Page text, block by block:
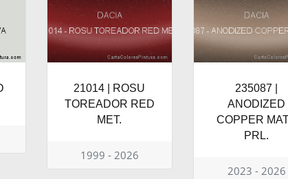
21014 | ROSU
TOREADOR RED
MET.
1999 - 2026
235087 |
ANODIZED
COPPER
PRL.
2023 - 2026